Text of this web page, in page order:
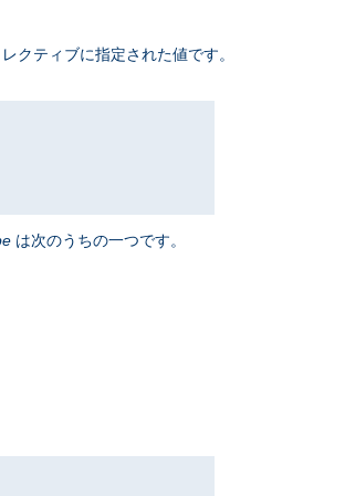
クティブに指定された値です。
は次のうちの一つです。